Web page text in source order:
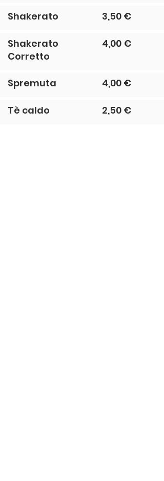
Shakerato 3,50 €
Shakerato
Corretto
4,00 €
Spremuta 4,00 €
Tè caldo 2,50 €